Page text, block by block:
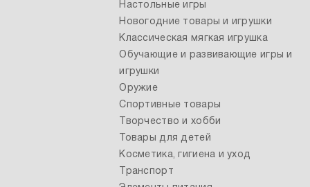
Настольные игры
Новогодние товары и игрушки
Классическая мягкая игрушка
Обучающие и развивающие игры и
игрушки
Оружие
Спортивные товары
Творчество и хобби
Товары для детей
Косметика, гигиена и уход
Транспорт